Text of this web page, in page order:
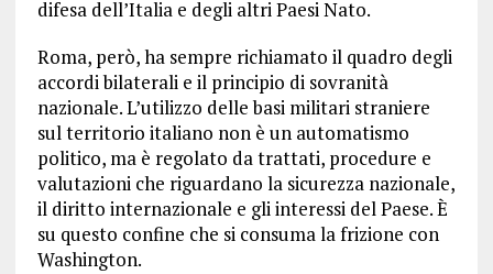
difesa dell’Italia e degli altri Paesi Nato.
Roma, però, ha sempre richiamato il quadro degli
accordi bilaterali e il principio di sovranità
nazionale. L’utilizzo delle basi militari straniere
sul territorio italiano non è un automatismo
politico, ma è regolato da trattati, procedure e
valutazioni che riguardano la sicurezza nazionale,
il diritto internazionale e gli interessi del Paese. È
su questo confine che si consuma la frizione con
Washington.